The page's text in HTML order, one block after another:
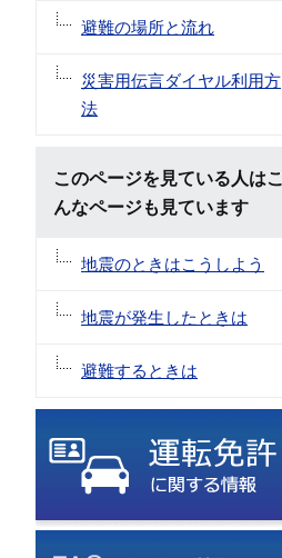
避難の場所と流れ
災害用伝言ダイヤル利用方
法
このページを見ている人はこ
んなページも見ています
地震のときはこうしよう
地震が発生したときは
避難するときは